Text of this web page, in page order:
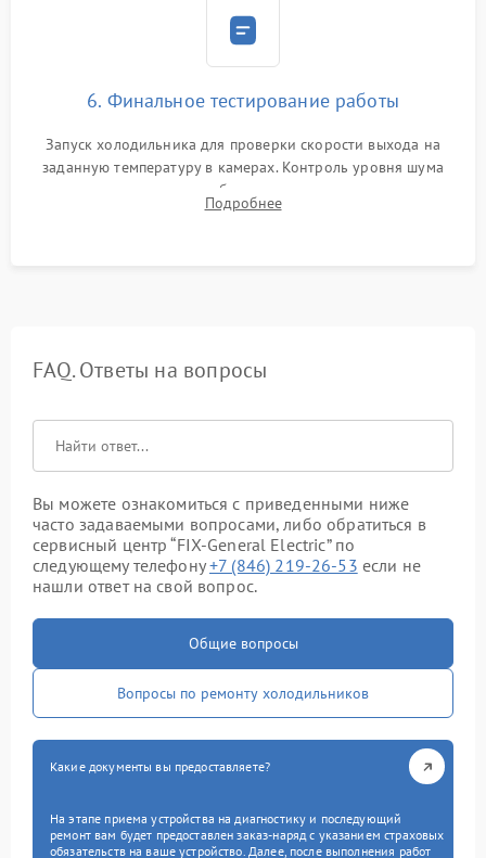
6. Финальное тестирование работы
Запуск холодильника для проверки скорости выхода на
заданную температуру в камерах. Контроль уровня шума
компрессора, отсутствия обмерзания стенок и корректного
срабатывания системы автоматической оттайки.
Подробнее
FAQ. Ответы на вопросы
Вы можете ознакомиться с приведенными ниже
часто задаваемыми вопросами, либо обратиться в
сервисный центр “FIX-General Electric” по
следующему телефону+7 (846) 219-26-53 если не
нашли ответ на свой вопрос.
Общие вопросы
Вопросы по ремонту холодильников
Какие документы вы предоставляете?
На этапе приема устройства на диагностику и последующий
ремонт вам будет предоставлен заказ-наряд с указанием страховых
обязательств на ваше устройство. Далее, после выполнения работ